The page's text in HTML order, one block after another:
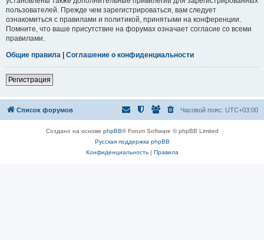
пользователей. Прежде чем зарегистрироваться, вам следует
ознакомиться с правилами и политикой, принятыми на конференции.
Помните, что ваше присутствие на форумах означает согласие со всеми
правилами.
Общие правила | Соглашение о конфиденциальности
Регистрация
Список форумов Часовой пояс: UTC+03:00
Создано на основе phpBB® Forum Software © phpBB Limited
Русская поддержка phpBB
Конфиденциальность| Правила